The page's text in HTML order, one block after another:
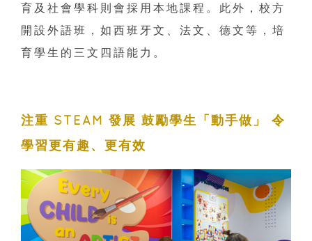
育及社會學科則會採用本地課程。此外，校方
開設外語班，如西班牙文、法文、德文等，培
育學生的三文四語能力。
注重 STEAM 發展 鼓勵學生「動手做」 令
學習更有趣、更有效